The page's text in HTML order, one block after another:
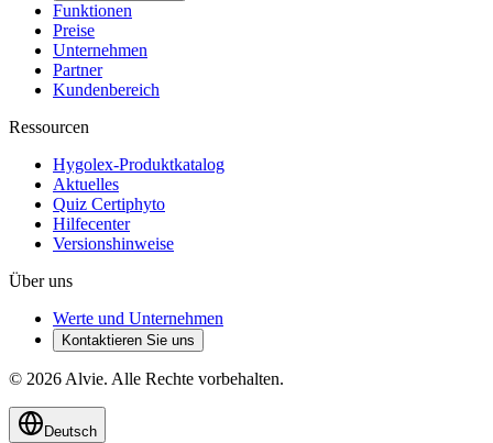
Funktionen
Preise
Unternehmen
Partner
Kundenbereich
Ressourcen
Hygolex-Produktkatalog
Aktuelles
Quiz Certiphyto
Hilfecenter
Versionshinweise
Über uns
Werte und Unternehmen
Kontaktieren Sie uns
© 2026 Alvie. Alle Rechte vorbehalten.
Deutsch